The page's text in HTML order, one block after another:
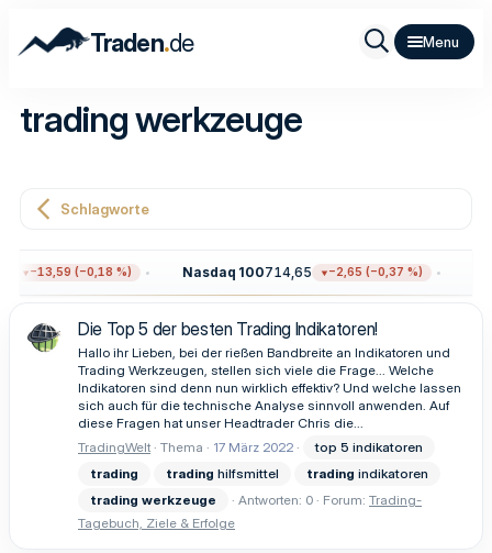
Traden.de
trading werkzeuge
Schlagworte
−13,59 (−0,18 %) Nasdaq 100714,65 −2,65 (−0,37 %)
Die Top 5 der besten Trading Indikatoren!
Hallo ihr Lieben, bei der rießen Bandbreite an Indikatoren und
Trading Werkzeugen, stellen sich viele die Frage... Welche
Indikatoren sind denn nun wirklich effektiv? Und welche lassen
sich auch für die technische Analyse sinnvoll anwenden. Auf
diese Fragen hat unser Headtrader Chris die...
TradingWelt Thema 17 März 2022
top 5 indikatoren
trading
trading hilfsmittel trading indikatoren
trading werkzeuge Antworten: 0 Forum: Trading-
Tagebuch, Ziele & Erfolge